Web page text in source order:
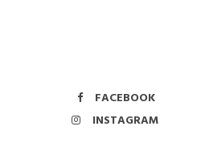
FACEBOOK
INSTAGRAM